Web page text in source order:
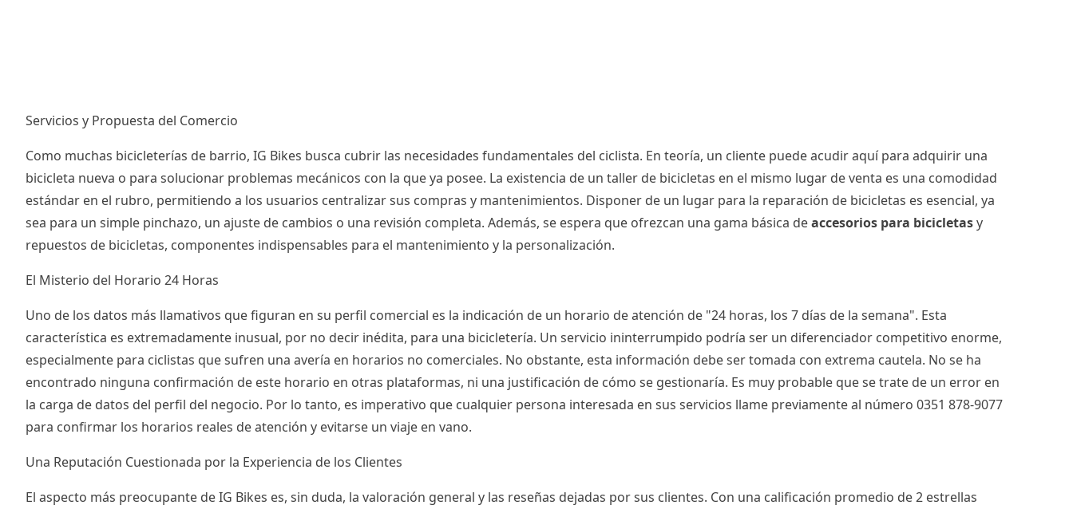
Servicios y Propuesta del Comercio
Como muchas bicicleterías de barrio, IG Bikes busca cubrir las necesidades fundamentales del ciclista. En teoría, un cliente puede acudir aquí para adquirir una
bicicleta nueva o para solucionar problemas mecánicos con la que ya posee. La existencia de un taller de bicicletas en el mismo lugar de venta es una comodidad
estándar en el rubro, permitiendo a los usuarios centralizar sus compras y mantenimientos. Disponer de un lugar para la reparación de bicicletas es esencial, ya
sea para un simple pinchazo, un ajuste de cambios o una revisión completa. Además, se espera que ofrezcan una gama básica deaccesorios para bicicletasy
repuestos de bicicletas, componentes indispensables para el mantenimiento y la personalización.
El Misterio del Horario 24 Horas
Uno de los datos más llamativos que figuran en su perfil comercial es la indicación de un horario de atención de "24 horas, los 7 días de la semana". Esta
característica es extremadamente inusual, por no decir inédita, para una bicicletería. Un servicio ininterrumpido podría ser un diferenciador competitivo enorme,
especialmente para ciclistas que sufren una avería en horarios no comerciales. No obstante, esta información debe ser tomada con extrema cautela. No se ha
encontrado ninguna confirmación de este horario en otras plataformas, ni una justificación de cómo se gestionaría. Es muy probable que se trate de un error en
la carga de datos del perfil del negocio. Por lo tanto, es imperativo que cualquier persona interesada en sus servicios llame previamente al número 0351 878-9077
para confirmar los horarios reales de atención y evitarse un viaje en vano.
Una Reputación Cuestionada por la Experiencia de los Clientes
El aspecto más preocupante de IG Bikes es, sin duda, la valoración general y las reseñas dejadas por sus clientes. Con una calificación promedio de 2 estrellas